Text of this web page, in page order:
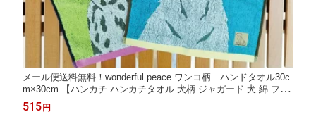
メール便送料無料！wonderful peace ワンコ柄 ハンドタオル30c
m×30cm 【ハンカチ ハンカチタオル 犬柄 ジャガード 犬 綿 フレ
ブル フレンチブルドッグ ラブラドールレトリバー ダルメシアン
柴犬 盲導犬支援 抗菌防臭加工 プレゼント包装対象商品】
515 円